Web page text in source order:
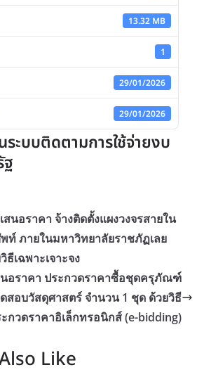
13.32 MB
1
29/01/2026
29/01/2026
ระบบติดตามการใช้จ่ายงบ
นอราคา จ้างติดตั้งแผงวงจรสายใน
ท์ ภายในมหาวิทยาลัยราชภัฏเลย
เฉพาะเจาะจง
นอราคา ประกวดราคาซื้อชุดครุภัณฑ์
สอบวัสดุศาสตร์ จำนวน 1 ชุด ด้วยวิธี
กวดราคาอิเล็กทรอนิกส์ (e-bidding)
Like